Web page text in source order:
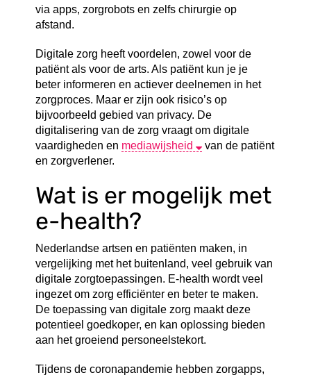
via apps, zorgrobots en zelfs chirurgie op
afstand.
Digitale zorg heeft voordelen, zowel voor de
patiënt als voor de arts. Als patiënt kun je je
beter informeren en actiever deelnemen in het
zorgproces. Maar er zijn ook risico’s op
bijvoorbeeld gebied van privacy. De
digitalisering van de zorg vraagt om digitale
vaardigheden en mediawijsheid
van de patiënt
en zorgverlener.
Wat is er mogelijk met
e-health?
Nederlandse artsen en patiënten maken, in
vergelijking met het buitenland, veel gebruik van
digitale zorgtoepassingen. E-health wordt veel
ingezet om zorg efficiënter en beter te maken.
De toepassing van digitale zorg maakt deze
potentieel goedkoper, en kan oplossing bieden
aan het groeiend personeelstekort.
Tijdens de coronapandemie hebben zorgapps,